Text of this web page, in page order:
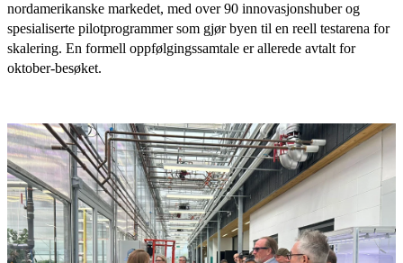
nordamerikanske markedet, med over 90 innovasjonshuber og
spesialiserte pilotprogrammer som gjør byen til en reell testarena for
skalering. En formell oppfølgingssamtale er allerede avtalt for
oktober-besøket.